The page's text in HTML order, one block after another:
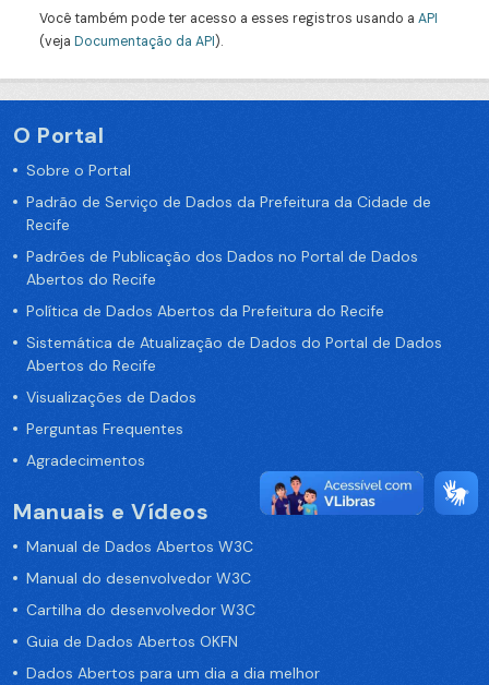
Você também pode ter acesso a esses registros usando a API
(veja Documentação da API).
O Portal
Sobre o Portal
Padrão de Serviço de Dados da Prefeitura da Cidade de
Recife
Padrões de Publicação dos Dados no Portal de Dados
Abertos do Recife
Política de Dados Abertos da Prefeitura do Recife
Sistemática de Atualização de Dados do Portal de Dados
Abertos do Recife
Visualizações de Dados
Perguntas Frequentes
Agradecimentos
Manuais e Vídeos
Manual de Dados Abertos W3C
Manual do desenvolvedor W3C
Cartilha do desenvolvedor W3C
Guia de Dados Abertos OKFN
Dados Abertos para um dia a dia melhor